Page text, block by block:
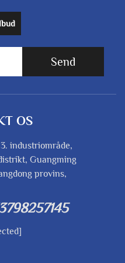
Send
OS
industriområde,
Guangming
provins,